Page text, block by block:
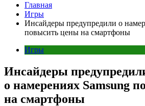
Главная
Игры
Инсайдеры предупредили о
повысить цены на смартфоны
Игры
Инсайдеры
о намерениях Samsung
на смартфоны